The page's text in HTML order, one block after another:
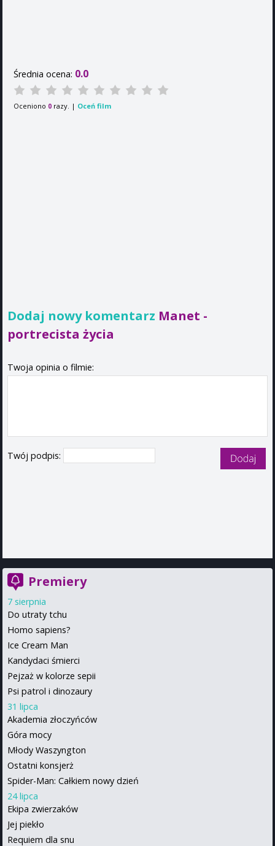
Średnia ocena: 0.0
Oceniono 0 razy. | Oceń film
Dodaj nowy komentarz Manet -
portrecista życia
Twoja opinia o filmie:
Twój podpis:
Premiery
7 sierpnia
Do utraty tchu
Homo sapiens?
Ice Cream Man
Kandydaci śmierci
Pejzaż w kolorze sepii
Psi patrol i dinozaury
31 lipca
Akademia złoczyńców
Góra mocy
Młody Waszyngton
Ostatni konsjerż
Spider-Man: Całkiem nowy dzień
24 lipca
Ekipa zwierzaków
Jej piekło
Requiem dla snu